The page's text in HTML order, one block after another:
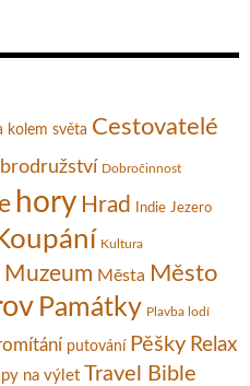
kolem světa Cestovatelé
Dobročinnost
hory Hrad Indie Jezero
Kultura
Muzeum Města Město
Památky Plavba lodí
putování Pěšky Relax
na výlet Travel Bible